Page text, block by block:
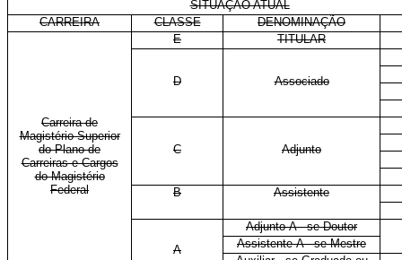
SITUAÇÃO ATUAL
CARREIRA
CLASSE DENOMINAÇÃO
Carreira de
Magistério Superior
do Plano de
Carreiras e Cargos
do Magistério
Federal
E TITULAR
D Associado
C Adjunto
B Assistente
A
Adjunto-A - se Doutor
Assistente-A - se Mestre